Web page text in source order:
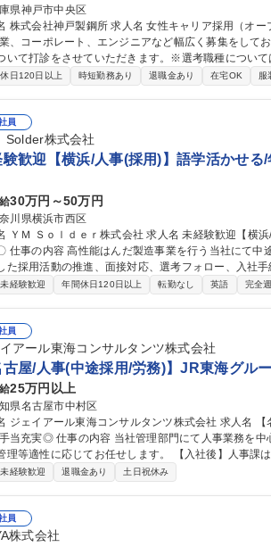
県神戸市中央区
所 求人名 女性キャリア採用（オープンポジション／ポジティブアクション） 仕事の内
、コーポレート、エンジニアなど幅広く募集をして
いて打診をさせていただきます。※選考職種につい
】■産前産後休暇 ■育児休業：取得率99.1%（2020
補助金として支給する制度。■育児のための特別休暇 募集職種 女性キャリア採用（オープンポ
ジティブアクション）
日120日以上 時短勤務あり 退職金あり 在宅OK 服
員
株式会社
験歓迎【横浜/人事(採用)】語学活かせ
30万円～50万円
川県横浜市西区
ｄｅｒ株式会社 求人名 未経験歓迎【横浜/人事(採用)】語学活かせる/年休125日/月残業5h/福利
エージェントと
た採用活動の推進、面接対応、選考フォロー、入社
アリングと採用計画の推進※語学力を活かし、海外拠
ンを円滑に進めていただきます。 募集職種 未経験歓迎【横浜/人事(採用)】語学活かせる/年休125
業5h/福利厚生〇
経験歓迎 年間休日120日以上 転勤なし 英語 完全
員
アール東海コンサルタンツ株式会社
古屋/人事(中途採用/労務)】JR東海グル
25万円以上
県名古屋市中村区
アール東海コンサルタンツ株式会社 求人名 【名古屋/人事(中途採用/労務)】JR東海グループ/フレッ
門にて人事業務を中心にお任せします。各種人事制度の運用、中途採用・
応じてお任せします。 【入社後】人事課は全部で約10名。経験豊富な先輩社員がフォローしま
、人事業務微経験の方でも安心ください。 【ポジシ
経験歓迎 退職金あり 土日祝休み
員
株式会社